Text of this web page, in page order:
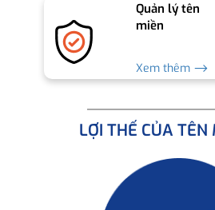
Quản lý tên
miền
Xem thêm ⟶
LỢI THẾ CỦA TÊN